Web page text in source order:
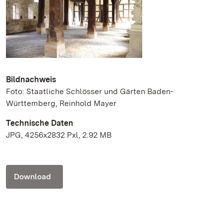
Bildnachweis
Foto: Staatliche Schlösser und Gärten Baden-
Württemberg, Reinhold Mayer
Technische Daten
JPG, 4256x2832 Pxl, 2.92 MB
Download